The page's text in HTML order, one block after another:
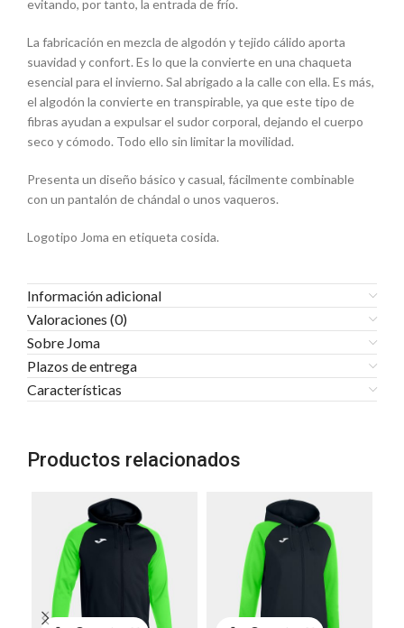
evitando, por tanto, la entrada de frío.
La fabricación en mezcla de algodón y tejido cálido aporta
suavidad y confort. Es lo que la convierte en una chaqueta
esencial para el invierno. Sal abrigado a la calle con ella. Es más,
el algodón la convierte en transpirable, ya que este tipo de
fibras ayudan a expulsar el sudor corporal, dejando el cuerpo
seco y cómodo. Todo ello sin limitar la movilidad.
Presenta un diseño básico y casual, fácilmente combinable
con un pantalón de chándal o unos vaqueros.
Logotipo Joma en etiqueta cosida.
Información adicional
Valoraciones (0)
Sobre Joma
Plazos de entrega
Características
Productos relacionados